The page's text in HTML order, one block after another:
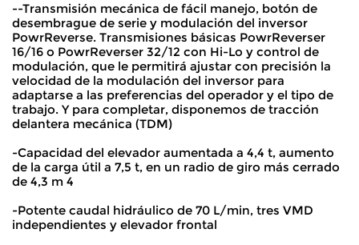
--Transmisión mecánica de fácil manejo, botón de
desembrague de serie y modulación del inversor
PowrReverse. Transmisiones básicas PowrReverser
16/16 o PowrReverser 32/12 con Hi-Lo y control de
modulación, que le permitirá ajustar con precisión la
velocidad de la modulación del inversor para
adaptarse a las preferencias del operador y el tipo de
trabajo. Y para completar, disponemos de tracción
delantera mecánica (TDM)
-Capacidad del elevador aumentada a 4,4 t, aumento
de la carga útil a 7,5 t, en un radio de giro más cerrado
de 4,3 m 4
-Potente caudal hidráulico de 70 L/min, tres VMD
independientes y elevador frontal